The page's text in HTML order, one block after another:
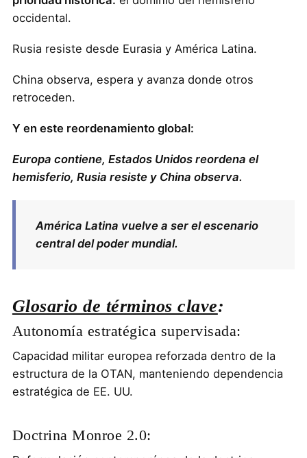
occidental.
Rusia resiste desde Eurasia y América Latina.
China observa, espera y avanza donde otros
retroceden.
Y en este reordenamiento global:
Europa contiene, Estados Unidos reordena el
hemisferio, Rusia resiste y China observa.
América Latina vuelve a ser el escenario
central del poder mundial.
Glosario de términos clave:
Autonomía estratégica supervisada:
Capacidad militar europea reforzada dentro de la
estructura de la OTAN, manteniendo dependencia
estratégica de EE. UU.
Doctrina Monroe 2.0: